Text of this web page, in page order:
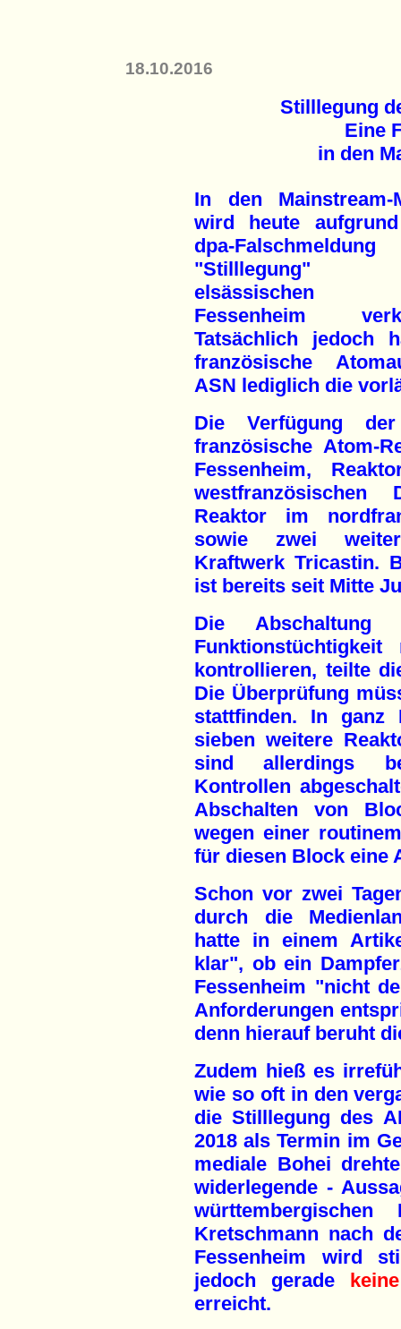
18.10.2016
Stilllegung
Eine
in den
In den Mainstream-
wird heute
dpa-
"Stilllegung"
elsässischen
Fessenheim
Tatsächlich jedoch
französische
ASN lediglich die
Die Verfügung
französische Atom-
Fessenheim,
westfranzösischen
Reaktor im
sowie zwei
Kraftwerk Tricastin.
ist bereits seit Mitte
Die
kontrollieren, teilte
Die Überprüfung
stattfinden. In ganz
sieben weitere
sind allerdings
Kontrollen
Abschalten von
wegen einer
für diesen Block eine
Schon vor zwei
durch die
hatte in einem
klar", ob ein
Fessenheim "nicht
Anforderungen
denn hierauf beruht
Zudem hieß es
wie so oft in den
die Stilllegung des
2018 als Termin im
mediale Bohei
widerlegende -
württembergischen
Kretschmann nach
Fessenheim wird
jedoch gerade
keine
erreicht.